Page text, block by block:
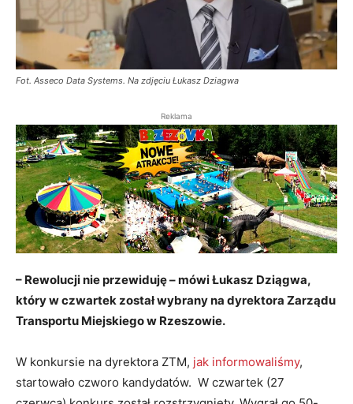
Fot. Asseco Data Systems. Na zdjęciu Łukasz Dziagwa
Reklama
– Rewolucji nie przewiduję – mówi Łukasz Dziągwa,
który w czwartek został wybrany na dyrektora Zarządu
Transportu Miejskiego w Rzeszowie.
W konkursie na dyrektora ZTM, jak informowaliśmy,
startowało czworo kandydatów. W czwartek (27